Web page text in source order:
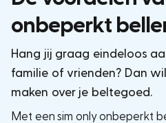
onbeperkt
Hang jij graag eindeloos
familie of vrienden? Dan
maken over je beltegoed.
Met een sim only onbeperkt